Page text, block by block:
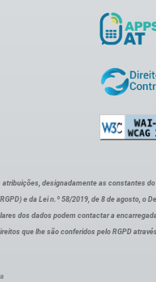
designadamente as constantes
e da Lei n.º 58/2019, de 8 de agosto, o
dos dados podem contactar a
que lhe são conferidos pelo RGPD